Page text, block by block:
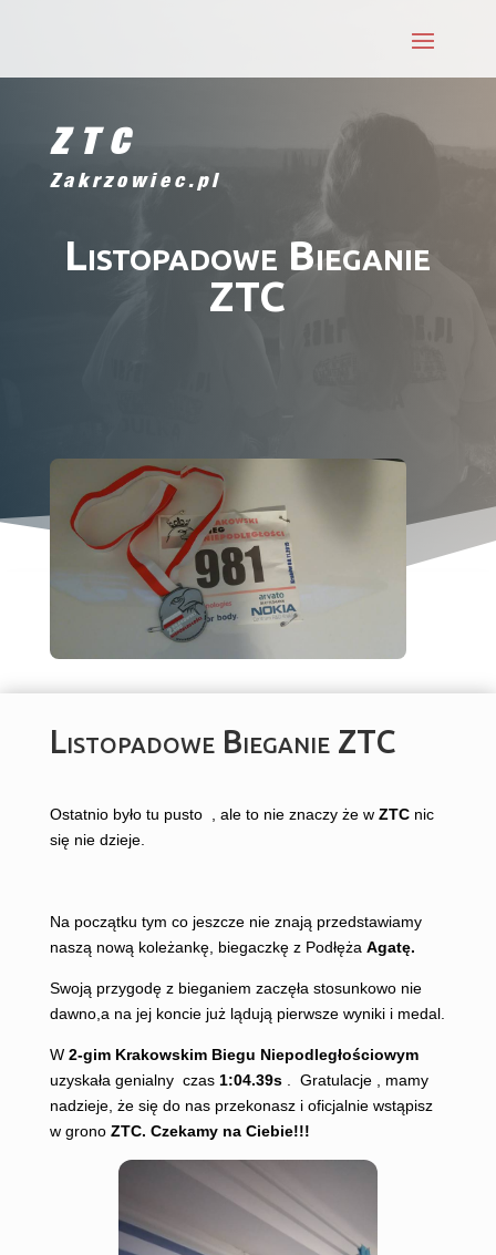
ZTC
Zakrzowiec.pl
Listopadowe Bieganie
ZTC
Listopadowe Bieganie ZTC
Ostatnio było tu pusto , ale to nie znaczy że w ZTCnic
się nie dzieje.
Na początku tym co jeszcze nie znają przedstawiamy
naszą nową koleżankę, biegaczkę z Podłęża Agatę.
Swoją przygodę z bieganiem zaczęła stosunkowo nie
dawno,a na jej koncie już lądują pierwsze wyniki i medal.
W 2-gim Krakowskim Biegu Niepodległościowym
uzyskała genialny czas 1:04.39s. Gratulacje , mamy
nadzieje, że się do nas przekonasz i oficjalnie wstąpisz
w grono ZTC. Czekamy na Ciebie!!!